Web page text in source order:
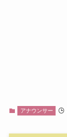
アナウンサー